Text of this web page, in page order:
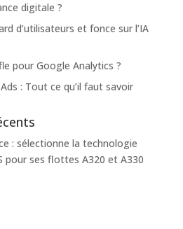
digitale ?
d’utilisateurs et fonce sur l’IA
pour Google Analytics ?
: Tout ce qu’il faut savoir
: sélectionne la technologie
pour ses flottes A320 et A330